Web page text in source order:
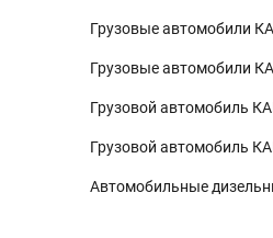
Грузовые автомобили
Грузовые автомобили
Грузовой автомобиль
Грузовой автомобиль
Автомобильные